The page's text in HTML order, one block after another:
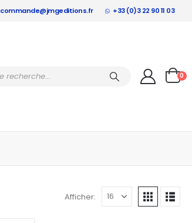
commande@jmgeditions.fr +33 (0)3 22 90 11 03
0
Afficher: